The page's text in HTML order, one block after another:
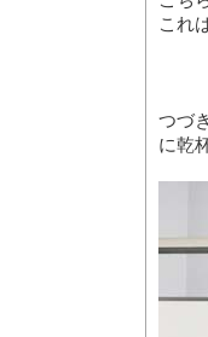
これ
つづ
に乾